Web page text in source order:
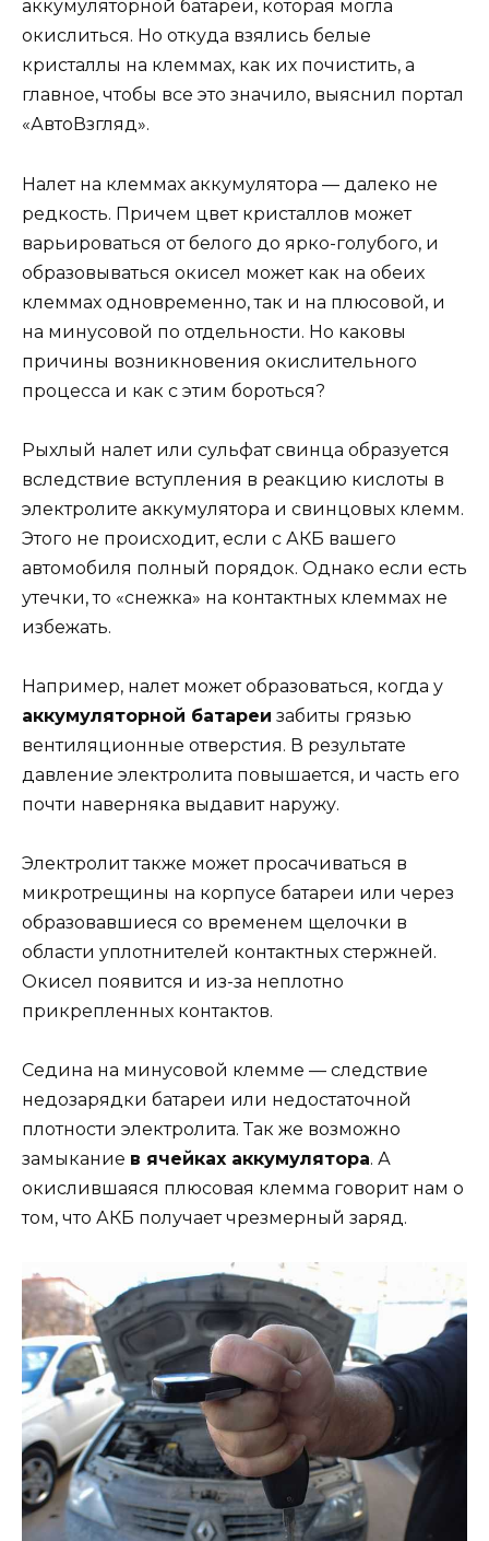
аккумуляторной батареи, которая могла
окислиться. Но откуда взялись белые
кристаллы на клеммах, как их почистить, а
главное, чтобы все это значило, выяснил портал
«АвтоВзгляд».
Налет на клеммах аккумулятора — далеко не
редкость. Причем цвет кристаллов может
варьироваться от белого до ярко-голубого, и
образовываться окисел может как на обеих
клеммах одновременно, так и на плюсовой, и
на минусовой по отдельности. Но каковы
причины возникновения окислительного
процесса и как с этим бороться?
Рыхлый налет или сульфат свинца образуется
вследствие вступления в реакцию кислоты в
электролите аккумулятора и свинцовых клемм.
Этого не происходит, если с АКБ вашего
автомобиля полный порядок. Однако если есть
утечки, то «снежка» на контактных клеммах не
избежать.
Например, налет может образоваться, когда у
аккумуляторной батареи забиты грязью
вентиляционные отверстия. В результате
давление электролита повышается, и часть его
почти наверняка выдавит наружу.
Электролит также может просачиваться в
микротрещины на корпусе батареи или через
образовавшиеся со временем щелочки в
области уплотнителей контактных стержней.
Окисел появится и из-за неплотно
прикрепленных контактов.
Седина на минусовой клемме — следствие
недозарядки батареи или недостаточной
плотности электролита. Так же возможно
замыкание в ячейках аккумулятора. А
окислившаяся плюсовая клемма говорит нам о
том, что АКБ получает чрезмерный заряд.